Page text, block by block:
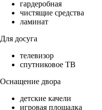
гардеробная
чистящие средства
ламинат
Для досуга
телевизор
спутниковое ТВ
Оснащение двора
детские качели
игровая площадка